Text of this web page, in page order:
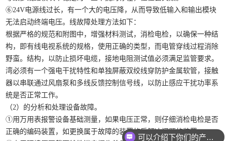
⑥24V电源线过长，有一个大的电压降，从而导致低输入和输出模块
无法启动终端电压。线故障处理方法如下：
根据严格的规范和附图中，增强材料测试，消检电检，以确保一种结
构，即有线电视系统的规格，使用正确的类型，而电管穿线过程消除
野蛮。结构，以防止损坏电缆，接地电阻测试值必须满足监管要求。
湾必须有一个强电干扰特性和单独屏蔽双绞线穿防护金属软管，接触
器以串联通过风扇泵和多线反馈控制信号线，以防止感应干扰功率系
统是否正常工作。
（2）的分析和处理设备故障。
①用万用表报警设备基础测量，如果电压正常，则仔细消检电检是否
正确的编码装置，如更换属于故障的装置的后解决问题的装置。